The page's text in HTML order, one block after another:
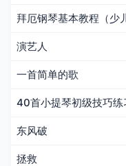
拜厄钢琴基本教程（少
演艺人
一首简单的歌
40首小提琴初级技巧练
东风破
拯救